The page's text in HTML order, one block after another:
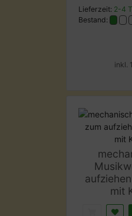
Lieferzeit: 2-4
Bestand:
inkl.
mit